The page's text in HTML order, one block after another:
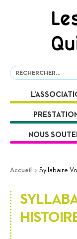
Recherche
Recherche
NOUS
Accueil Syllabaire